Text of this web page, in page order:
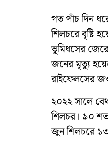
গত পাঁচ দিন
শিলচরে বৃষ্টি
ভূমিধসের
জনের মৃত্যু
রাইফেলসের
২০২২ সালে
শিলচর। ৯০
জুন শিলচরে